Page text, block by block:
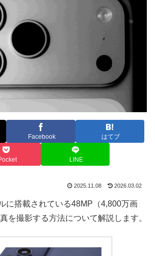
Facebook はてブ
LINE
2025.11.08 2026.03.02
に搭載されている48MP（4,800万画
を撮影する方法について解説します。